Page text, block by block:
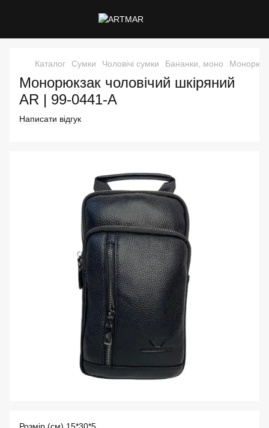
Каталог Сумки Чоловічі сумки Бананки, моно
Монорюкзак чоловічий шкіряний
AR | 99-0441-A
Написати відгук